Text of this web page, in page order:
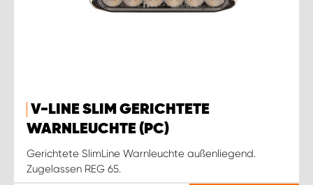
V-LINE SLIM GERICHTETE
WARNLEUCHTE (PC)
Gerichtete SlimLine Warnleuchte außenliegend.
Zugelassen REG 65.